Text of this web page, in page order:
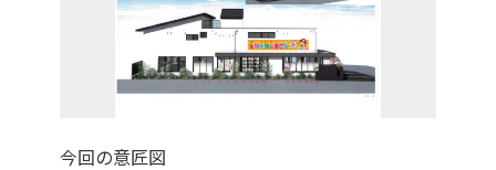
今回の意匠図